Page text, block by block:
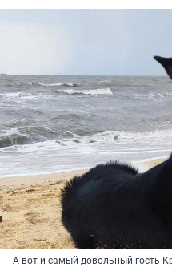
А вот и самый довольный гость